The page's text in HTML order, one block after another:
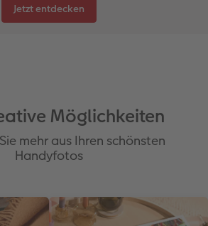
Jetzt entdecken
Möglichkeiten
mehr aus Ihren schönsten
Handyfotos